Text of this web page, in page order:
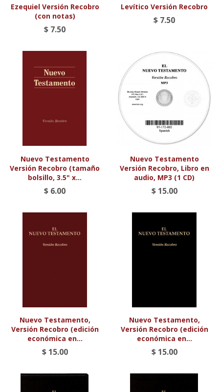
Ezequiel Versión Recobro
(con notas)
$ 7.50
Levítico Versión Recobro
$ 7.50
Nuevo Testamento
Versión Recobro (tamaño
bolsillo, 3.5" x...
$ 6.00
Nuevo Testamento
Versión Recobro, Libro en
audio, MP3 (1 CD)
$ 15.00
Nuevo Testamento,
Versión Recobro (edición
económica en...
$ 15.00
Nuevo Testamento,
Versión Recobro (edición
económica en...
$ 15.00